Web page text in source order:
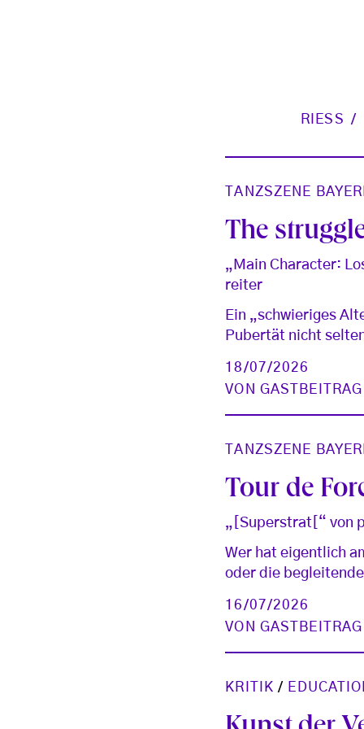
RIESS
TANZSZENE
The
„Main Character:
reiter
Ein „schwieriges
Pubertät nicht
18/07/2026
VON GASTBEITRAG
TANZSZENE
Tour de
„[Superstrat[“ von
Wer hat eigentlich
oder die
16/07/2026
VON GASTBEITRAG
KRITIK /